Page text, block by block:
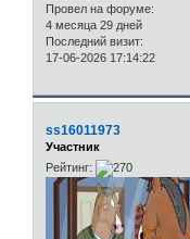
Провел на форуме:
4 месяца 29 дней
Последний визит:
17-06-2026 17:14:22
ss16011973
Участник
Рейтинг: